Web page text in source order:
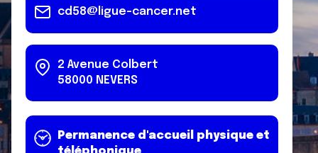
cd58@ligue-cancer.net
2 Avenue Colbert
58000 NEVERS
Permanence d'accueil physique et